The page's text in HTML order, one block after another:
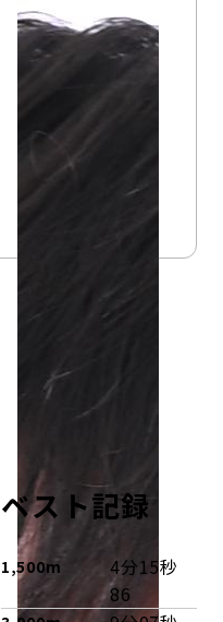
ベスト記録
1,500m
4分15秒
86